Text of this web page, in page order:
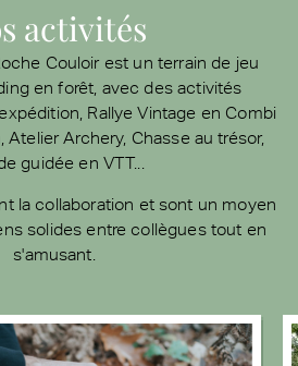
activités
Couloir est un terrain de jeu
en forêt, avec des activités
Rallye Vintage en Combi
Atelier Archery, Chasse au trésor,
guidée en VTT...
la collaboration et sont un moyen
solides entre collègues tout en
s'amusant.